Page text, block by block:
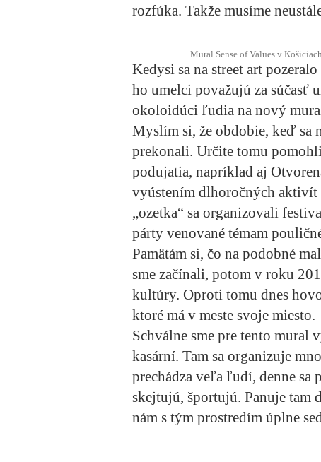
rozfúka. Takže musíme
Mural Sense of Values v
Kedysi sa na street art
ho umelci považujú za súčasť
okoloidúci ľudia na nový
Myslím si, že obdobie, keď sa
prekonali. Určite tomu
podujatia, napríklad aj
vyústením dlhoročných aktivít
„ozetka“ sa organizovali
párty venované témam
Pamätám si, čo na podobné
sme začínali, potom v roku
kultúry. Oproti tomu dnes
ktoré má v meste svoje miesto.
Schválne sme pre tento mural
kasární. Tam sa organizuje
prechádza veľa ľudí, denne sa
skejtujú, športujú. Panuje tam
nám s tým prostredím úplne